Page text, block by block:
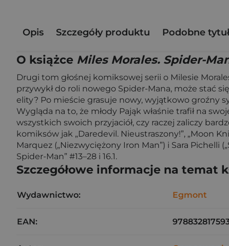
Opis Szczegóły produktu Podobne
O książce Miles Morales. Spider-
Drugi tom głośnej komiksowej serii o Milesie
przywykł do roli nowego Spider-Mana, może stać
elity? Po mieście grasuje nowy, wyjątkowo groźny
Wygląda na to, że młody Pająk właśnie trafił na
wszystkich swoich przyjaciół, czy raczej zaliczy
komiksów jak „Daredevil. Nieustraszony!”, „Moon
Marquez („Niezwyciężony Iron Man”) i Sara
Spider-Man” #13–28 i 16.1.
Szczegółowe informacje na temat
Wydawnictwo: Egmont
EAN: